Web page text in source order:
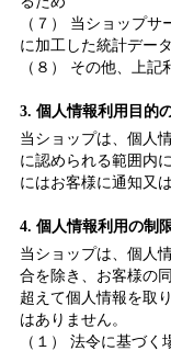
（７） 当ショップ
に加工した統計デー
（８） その他、上
3. 個人情報利用目的
当ショップは、個人
に認められる範囲内
にはお客様に通知又
4. 個人情報利用の制
当ショップは、個人
合を除き、お客様の
超えて個人情報を取
はありません。
（１） 法令に基づく